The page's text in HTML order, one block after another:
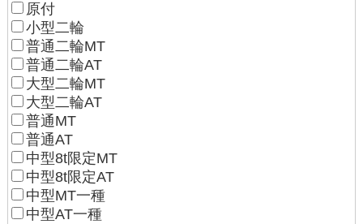
原付
小型二輪
普通二輪MT
普通二輪AT
大型二輪MT
大型二輪AT
普通MT
普通AT
中型8t限定MT
中型8t限定AT
中型MT一種
中型AT一種